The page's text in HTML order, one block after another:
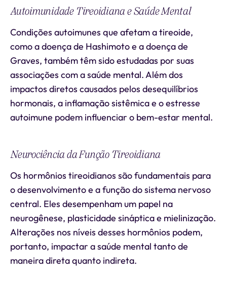
Autoimunidade Tireoidiana e Saúde Mental
Condições autoimunes que afetam a tireoide,
como a doença de Hashimoto e a doença de
Graves, também têm sido estudadas por suas
associações com a saúde mental. Além dos
impactos diretos causados pelos desequilíbrios
hormonais, a inflamação sistêmica e o estresse
autoimune podem influenciar o bem-estar mental.
Neurociência da Função Tireoidiana
Os hormônios tireoidianos são fundamentais para
o desenvolvimento e a função do sistema nervoso
central. Eles desempenham um papel na
neurogênese, plasticidade sináptica e mielinização.
Alterações nos níveis desses hormônios podem,
portanto, impactar a saúde mental tanto de
maneira direta quanto indireta.